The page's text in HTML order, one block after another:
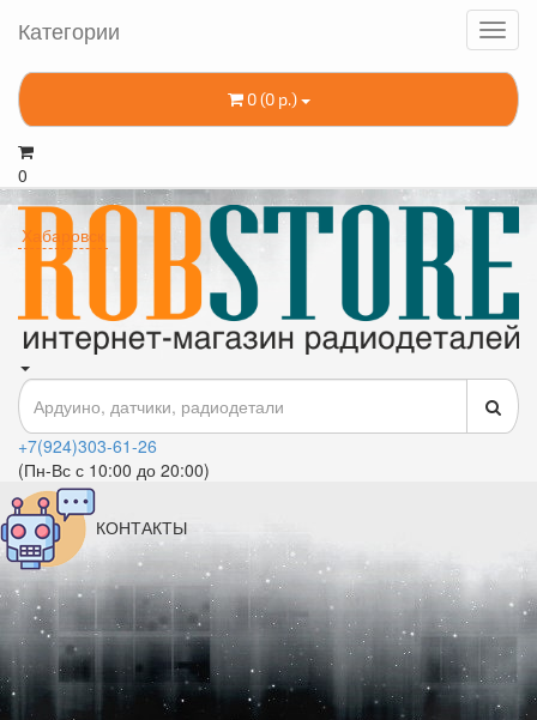
Категории
0 (0 р.)
0
Хабаровск
+7(924)303-61-26
(Пн-Вс с 10:00 до 20:00)
КОНТАКТЫ